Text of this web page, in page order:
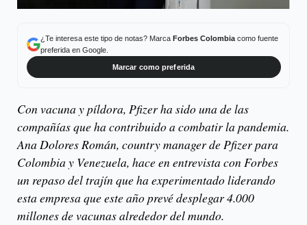
¿Te interesa este tipo de notas? Marca Forbes Colombiacomo fuente
preferida en Google.
Marcar como preferida
Con vacuna y píldora, Pfizer ha sido una de las
compañías que ha contribuido a combatir la pandemia.
Ana Dolores Román, country manager de Pfizer para
Colombia y Venezuela, hace en entrevista con Forbes
un repaso del trajín que ha experimentado liderando
esta empresa que este año prevé desplegar 4.000
millones de vacunas alrededor del mundo.